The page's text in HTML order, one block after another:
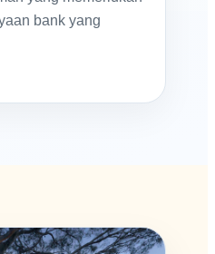
bank yang